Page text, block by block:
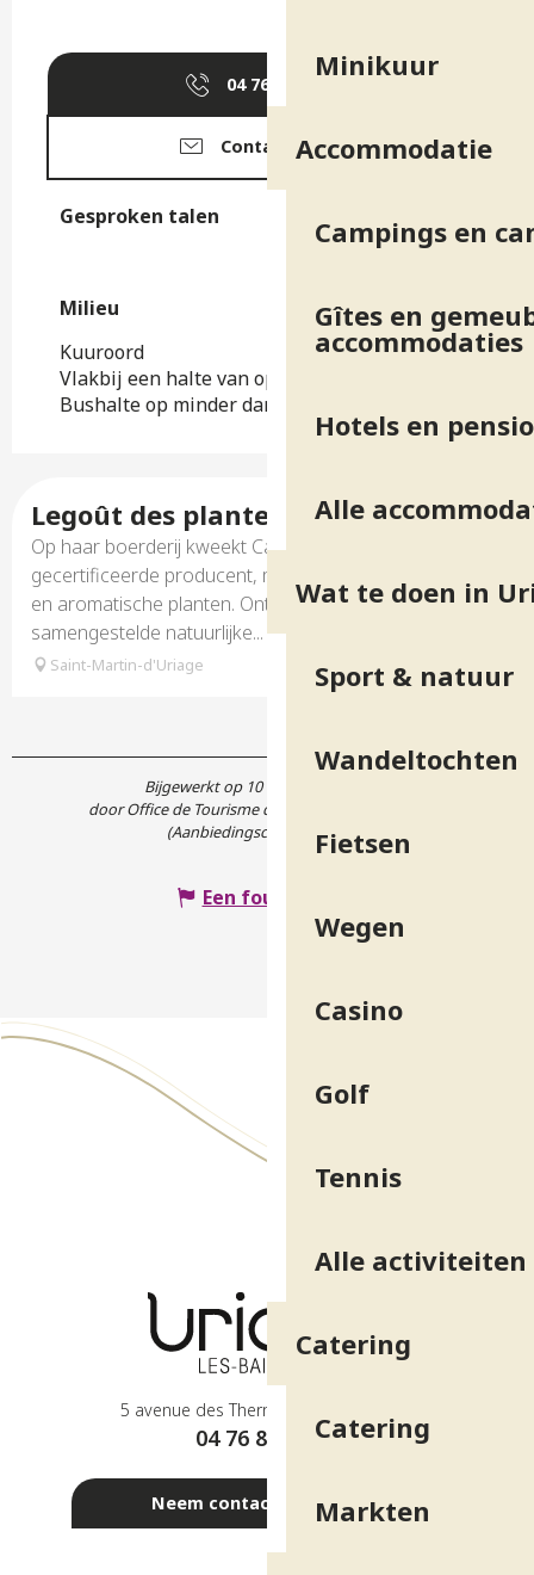
Minikuur
Accommodatie
Campings en
Gîtes en
accommodaties
Hotels en
Alle
Wat te doen in
Sport & natuur
Wandeltochten
Fietsen
Wegen
Casino
Golf
Tennis
Alle activiteiten
Catering
Catering
Markten
04 76 89 10
Contacteer ons
Gesproken talen
Gesproken talen
Milieu
Milieu
Kuuroord
Vlakbij een halte van openbaar vervoer
Bushalte op minder dan 500 m
Legoût des plantes
Op haar boerderij kweekt Caroline, een AB-
gecertificeerde producent, met passie geneeskrachtige
en aromatische planten. Ontdek haar zorgvuldig
samengestelde natuurlijke...
Saint-Martin-d'Uriage
Bijgewerkt op 10 april 2026 in 15:29
door Office de Tourisme de Belledonne Chartreuse
(Aanbiedingscode :
7766967
Een fout melden
5 avenue des Thermes - 38410 Uriage
04 76 89 10 27
Neem contact met ons op